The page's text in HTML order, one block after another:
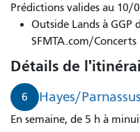
Le
bus
Hayes/Parnassus
arrive
dans
2
minutes.
Prédictions valides au
Outside Lands à GGP
SFMTA.com/Concerts
Détails de
6 Hayes/Parnassus
En semaine, de 5 h à